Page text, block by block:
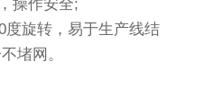
操作安全;
度旋转，易于生产线结
堵网。